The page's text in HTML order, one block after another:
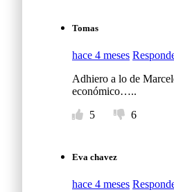
Tomas
hace 4 meses
Adhiero a lo de
económico…..
5
6
Eva chavez
hace 4 meses